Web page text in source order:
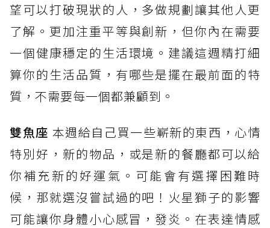
望可以打破現狀的人，多做規劃讓其他人更
了解。更加注重平等與創新，但你內在需要
一個健康穩定的生活環境。建議這週精打細
算你的生活品質，有哪些是擺在最前面的特
質，不需要每一個都兼顧到。
雙魚座 本週給自己買一些嶄新的東西，心情
特別好，新的物品，或是新的餐廳都可以給
你補充新的好運氣。可能會有選擇困難時
候，那就選沒嘗試過的吧！火星獅子的影響
可能讓你身體小心感冒，發炎。在表達情感